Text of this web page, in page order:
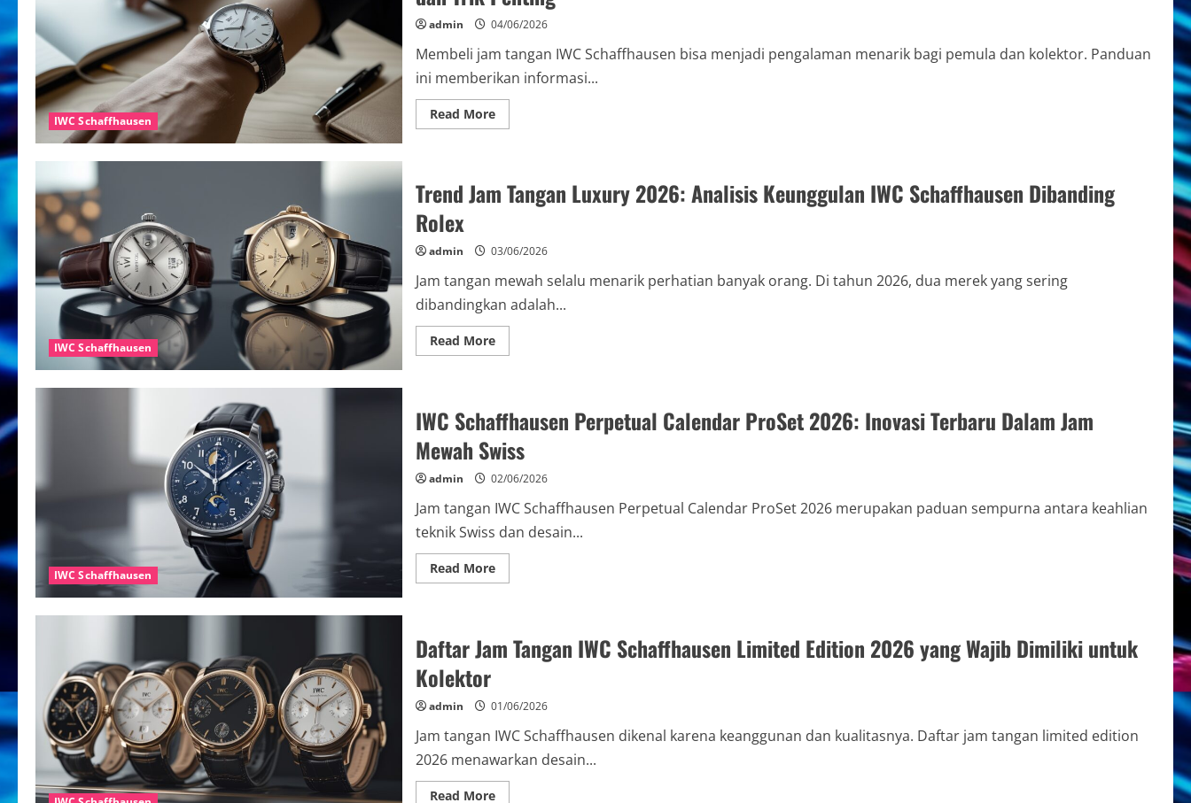
IWC Schaffhausen
admin 04/06/2026
Membeli jam tangan IWC Schaffhausen bisa menjadi pengalaman menarik bagi pemula dan kolektor. Panduan
ini memberikan informasi...
Read MoreRead
more
Schaffhausen
Original
dan
Tips
dan
Trik
Penting
IWC Schaffhausen
Trend Jam Tangan Luxury 2026: Analisis Keunggulan IWC Schaffhausen Dibanding
Rolex
admin 03/06/2026
Jam tangan mewah selalu menarik perhatian banyak orang. Di tahun 2026, dua merek yang sering
dibandingkan adalah...
Read MoreRead
more
Luxury
2026:
Analisis
Keunggulan
IWC
Schaffhausen
Rolex
IWC Schaffhausen
IWC Schaffhausen Perpetual Calendar ProSet 2026: Inovasi Terbaru Dalam Jam
Mewah Swiss
admin 02/06/2026
Jam tangan IWC Schaffhausen Perpetual Calendar ProSet 2026 merupakan paduan sempurna antara keahlian
teknik Swiss dan desain...
Read MoreRead
more
Calendar
ProSet
Dalam
Jam
Mewah
Swiss
Daftar Jam Tangan IWC Schaffhausen Limited Edition 2026 yang Wajib Dimiliki untuk
Kolektor
admin 01/06/2026
Jam tangan IWC Schaffhausen dikenal karena keanggunan dan kualitasnya. Daftar jam tangan limited edition
2026 menawarkan desain...
Read MoreRead